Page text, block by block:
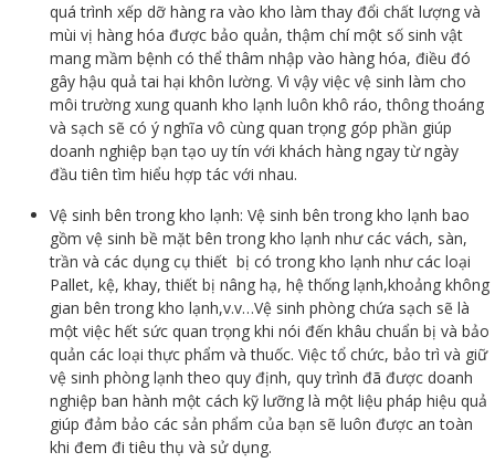
quá trình xếp dỡ hàng ra vào kho làm thay đổi chất lượng và
mùi vị hàng hóa được bảo quản, thậm chí một số sinh vật
mang mầm bệnh có thể thâm nhập vào hàng hóa, điều đó
gây hậu quả tai hại khôn lường. Vì vậy việc vệ sinh làm cho
môi trường xung quanh kho lạnh luôn khô ráo, thông thoáng
và sạch sẽ có ý nghĩa vô cùng quan trọng góp phần giúp
doanh nghiệp bạn tạo uy tín với khách hàng ngay từ ngày
đầu tiên tìm hiểu hợp tác với nhau.
Vệ sinh bên trong kho lạnh: Vệ sinh bên trong kho lạnh bao
gồm vệ sinh bề mặt bên trong kho lạnh như các vách, sàn,
trần và các dụng cụ thiết bị có trong kho lạnh như các loại
Pallet, kệ, khay, thiết bị nâng hạ, hệ thống lạnh,khoảng không
gian bên trong kho lạnh,v.v…Vệ sinh phòng chứa sạch sẽ là
một việc hết sức quan trọng khi nói đến khâu chuẩn bị và bảo
quản các loại thực phẩm và thuốc. Việc tổ chức, bảo trì và giữ
vệ sinh phòng lạnh theo quy định, quy trình đã được doanh
nghiệp ban hành một cách kỹ lưỡng là một liệu pháp hiệu quả
giúp đảm bảo các sản phẩm của bạn sẽ luôn được an toàn
khi đem đi tiêu thụ và sử dụng.